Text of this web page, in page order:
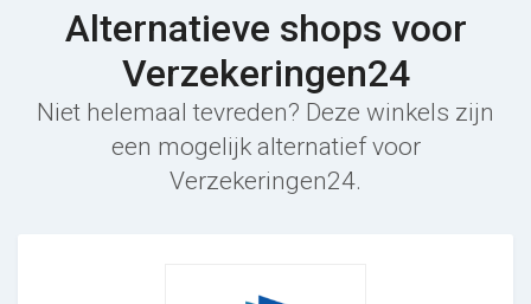
Alternatieve shops voor
Verzekeringen24
Niet helemaal tevreden? Deze winkels zijn
een mogelijk alternatief voor
Verzekeringen24.